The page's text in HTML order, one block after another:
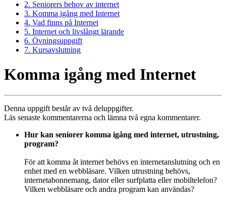
2. Seniorers behov av internet
3. Komma igång med Internet
4. Vad finns på Internet
5. Internet och livslångt lärande
6. Övningsuppgift
7. Kursavslutning
Komma igång med Internet
Denna uppgift består av två deluppgifter.
Läs senaste kommentarerna och lämna två egna kommentarer.
Hur kan seniorer komma igång med internet, utrustning,
program?
För att komma åt internet behövs en internetanslutning och en
enhet med en webbläsare. Vilken utrustning behövs,
internetabonnemang, dator eller surfplatta eller mobiltelefon?
Vilken webbläsare och andra program kan användas?